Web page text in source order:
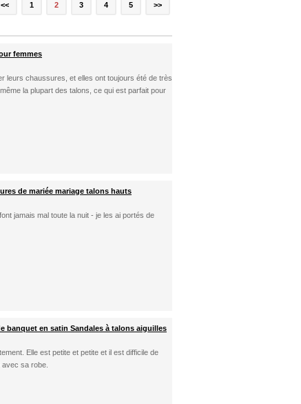
<< 1 2 3 4 5 >>
femmes
leurs chaussures, et elles ont toujours été de très
la plupart des talons, ce qui est parfait pour
de mariée mariage talons hauts
jamais mal toute la nuit - je les ai portés de
banquet en satin Sandales à talons aiguilles
Elle est petite et petite et il est difficile de
sa robe.